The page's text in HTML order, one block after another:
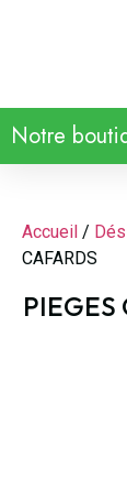
Notre
Accueil /
CAFARDS
PIEGES